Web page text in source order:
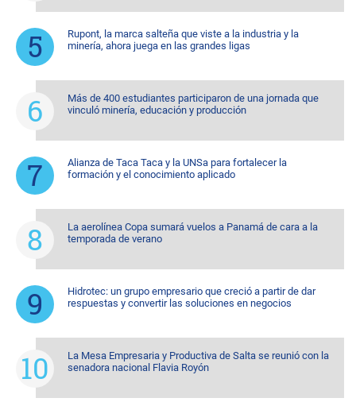
Rupont, la marca salteña que viste a la industria y la
minería, ahora juega en las grandes ligas
Más de 400 estudiantes participaron de una jornada que
vinculó minería, educación y producción
Alianza de Taca Taca y la UNSa para fortalecer la
formación y el conocimiento aplicado
La aerolínea Copa sumará vuelos a Panamá de cara a la
temporada de verano
Hidrotec: un grupo empresario que creció a partir de dar
respuestas y convertir las soluciones en negocios
La Mesa Empresaria y Productiva de Salta se reunió con la
senadora nacional Flavia Royón